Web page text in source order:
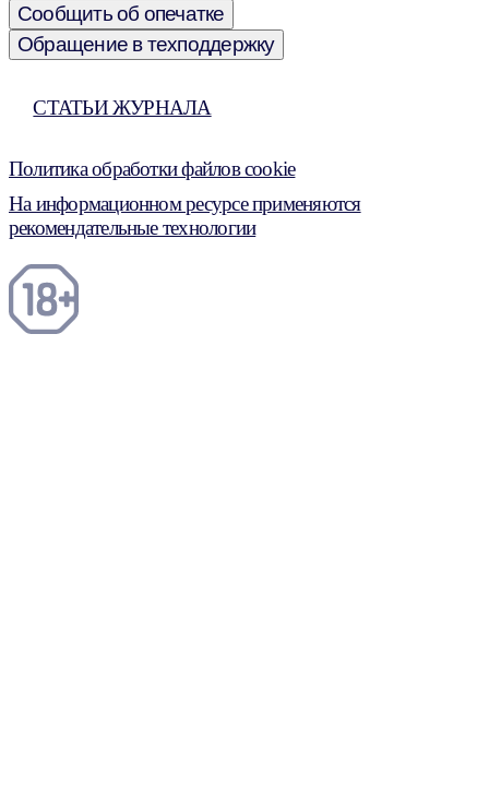
Сообщить об опечатке
Обращение в техподдержку
СТАТЬИ ЖУРНАЛА
Политика обработки файлов cookie
На информационном ресурсе применяются
рекомендательные технологии